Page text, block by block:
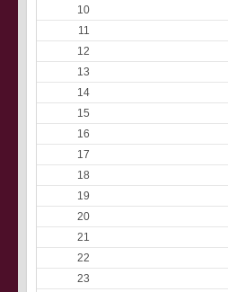
10
11
12
13
14
15
16
17
18
19
20
21
22
23